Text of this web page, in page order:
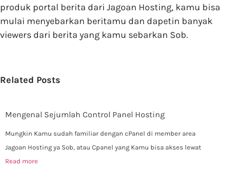
produk portal berita dari Jagoan Hosting, kamu bisa
mulai menyebarkan beritamu dan dapetin banyak
viewers dari berita yang kamu sebarkan Sob.
Related Posts
Mengenal Sejumlah Control Panel Hosting
Mungkin Kamu sudah familiar dengan cPanel di member area
Jagoan Hosting ya Sob, atau Cpanel yang Kamu bisa akses lewat
Read more